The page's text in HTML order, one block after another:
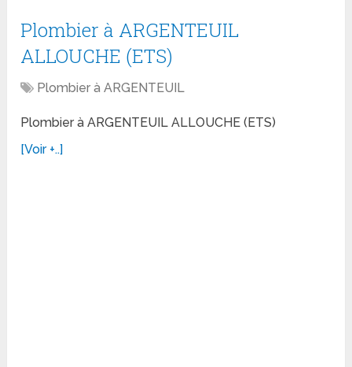
Plombier à ARGENTEUIL
ALLOUCHE (ETS)
Plombier à ARGENTEUIL
Plombier à ARGENTEUIL ALLOUCHE (ETS)
[Voir +..]